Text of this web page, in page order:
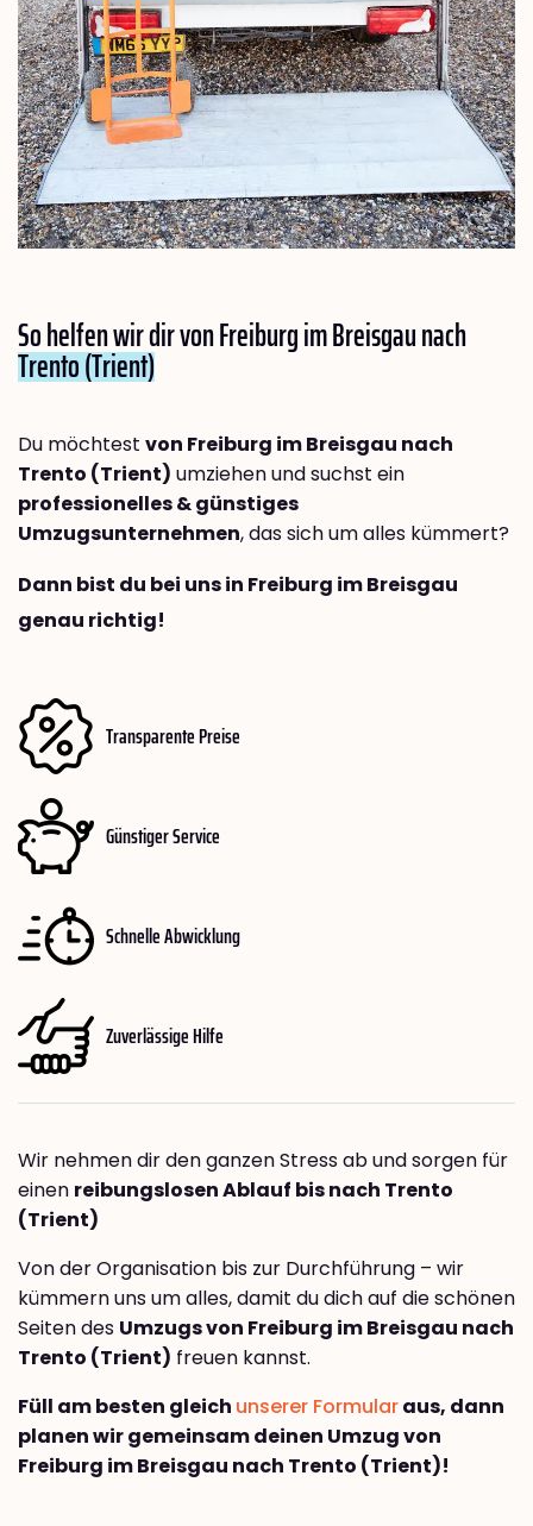
So helfen wir dir von Freiburg im Breisgau nach
Trento (Trient)
Du möchtest von Freiburg im Breisgau nach
Trento (Trient) umziehen und suchst ein
professionelles & günstiges
Umzugsunternehmen, das sich um alles kümmert?
Dann bist du bei uns in Freiburg im Breisgau
genau richtig!
Transparente Preise
Günstiger Service
Schnelle Abwicklung
Zuverlässige Hilfe
Wir nehmen dir den ganzen Stress ab und sorgen für
einen reibungslosen Ablauf bis nach Trento
(Trient)
Von der Organisation bis zur Durchführung – wir
kümmern uns um alles, damit du dich auf die schönen
Seiten des Umzugs von Freiburg im Breisgau nach
Trento (Trient) freuen kannst.
Füll am besten gleich unserer Formularaus, dann
planen wir gemeinsam deinen Umzug von
Freiburg im Breisgau nach Trento (Trient)!